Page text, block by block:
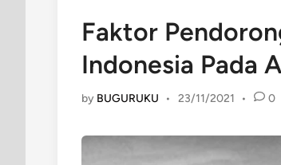
Faktor
Indonesia Pada
by BUGURUKU • 23/11/2021 • 0